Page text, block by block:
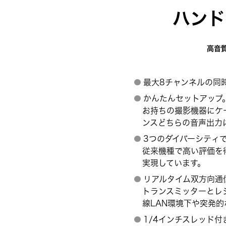
ハン
高音
最大8チャンネルの同
かんたんセットアップ
お持ちの撮影機器に
ンスどちらの音声出
3つのダイバーシティ
従来機種で高い評価
実現しています。
リアルタイム双方向
トランスミッターと
線LAN環境下や突発
1/4インチスレッド付